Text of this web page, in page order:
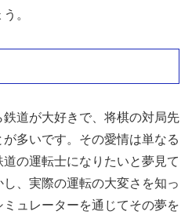
。
道が大好きで、将棋の対局先
多いです。その愛情は単なる
の運転士になりたいと夢見て
、実際の運転の大変さを知っ
ュレーターを通じてその夢を